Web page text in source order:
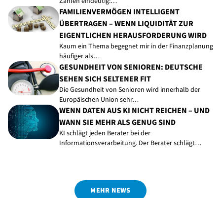
FAMILIENVERMÖGEN INTELLIGENT
ÜBERTRAGEN – WENN LIQUIDITÄT ZUR
EIGENTLICHEN HERAUSFORDERUNG WIRD
Kaum ein Thema begegnet mir in der Finanzplanung
häufiger als…
GESUNDHEIT VON SENIOREN: DEUTSCHE
SEHEN SICH SELTENER FIT
Die Gesundheit von Senioren wird innerhalb der
Europäischen Union sehr…
WENN DATEN AUS KI NICHT REICHEN – UND
WANN SIE MEHR ALS GENUG SIND
KI schlägt jeden Berater bei der
Informationsverarbeitung. Der Berater schlägt…
MEHR NEWS